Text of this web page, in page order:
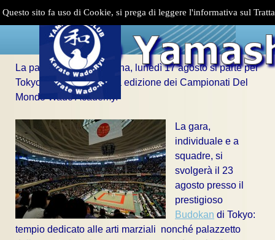
Questo sito fa uso di Cookie, si prega di leggere l'informativa sul
La partenza ormai è vicina, lunedì 17 agosto si parte per
Tokyo: per questa nuova edizione dei Campionati Del
Mondo Wado Academy.
La gara,
individuale e a
squadre, si
svolgerà il 23
agosto presso il
prestigioso
Budokan di Tokyo:
tempio dedicato alle arti marziali nonché palazzetto